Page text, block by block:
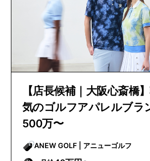
【店長候補｜大阪心斎橋
気のゴルフアパレルブラ
500万〜
ANEW GOLF | アニューゴルフ